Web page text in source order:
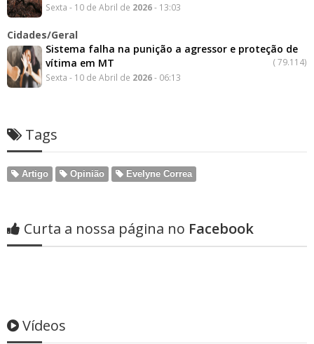
Sexta - 10 de Abril de 2026- 13:03
Cidades/Geral
Sistema falha na punição a agressor e proteção de
vítima em MT
(79.114)
Sexta - 10 de Abril de 2026- 06:13
Tags
Artigo Opinião Evelyne Correa
Curta a nossa página no Facebook
Vídeos